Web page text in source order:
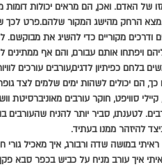
של האדם. ואכן, הם מראים יכולות
הרחק מהישג המקור שלהם.פרט לכך
ודרכים מקוריים כדי להשיג את מבוקשם.
ויפתחו אותם עבורם, והם אף
בלחם כפיתיון לדגים,עורבים עורכים
כך, הם יכולים לשהות ימים שלמים לצד
סוויפט, חוקר עורבים מאוניברסיטת
לטענתו, סביר יותר להניח
להיזהר ממנו בעתיד.
ראיתי במושה שדה ורבורג, איך מאכיל גורי
איך עורב מניח על כביש בכפר סבא